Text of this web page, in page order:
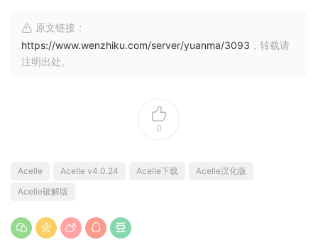
原文链接：
https://www.wenzhiku.com/server/yuanma/3093 ，转载请
注明出处。
0
Acelle Acelle v4.0.24 Acelle下载
Acelle汉化版
Acelle破解版